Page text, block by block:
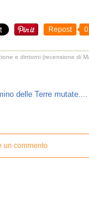
Repost 0
e dintorni (recensione di
delle Terre mutate....
un commento